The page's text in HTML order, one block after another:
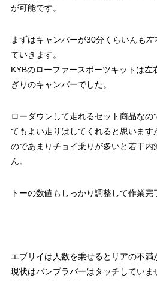
が可能です。
まずはキャンバーが30分くらいんも
ていきます。
KYBのローファースポーツキットは左
ぎりのキャンバーでした。
ローダウンして走れるセット商品なの
てもよい走りはしてくれると思います
のであまりチョイ乗りが多いと若干
ん。
トーの数値もしっかり調整して作業完
エブリイは人数を乗せるとリアの不満
現状はバンプラバーはタッチしていま